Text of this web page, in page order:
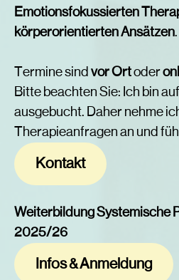
Emotionsfokussierten
körperorientierten Ansätzen.
Termine sind vor Ortoder
Bitte beachten Sie: Ich bin
ausgebucht. Daher nehme
Therapieanfragen an und
Kontakt
Weiterbildung Systemische
2025/26
Infos & Anmeldung